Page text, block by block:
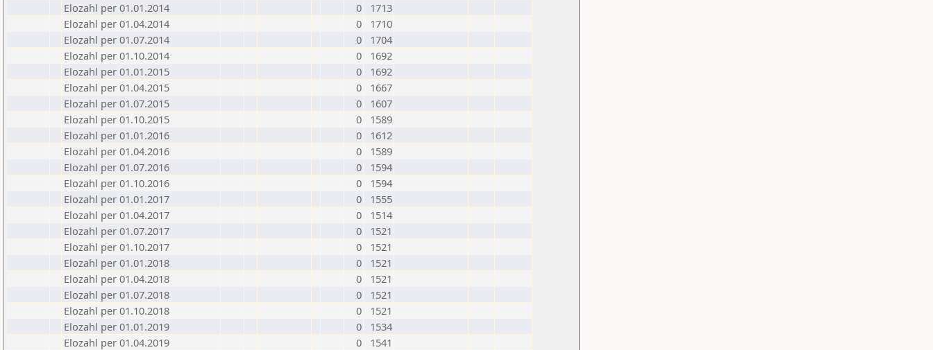
Elozahl per 01.01.2014
0
1713
Elozahl per 01.04.2014
0
1710
Elozahl per 01.07.2014
0
1704
Elozahl per 01.10.2014
0
1692
Elozahl per 01.01.2015
0
1692
Elozahl per 01.04.2015
0
1667
Elozahl per 01.07.2015
0
1607
Elozahl per 01.10.2015
0
1589
Elozahl per 01.01.2016
0
1612
Elozahl per 01.04.2016
0
1589
Elozahl per 01.07.2016
0
1594
Elozahl per 01.10.2016
0
1594
Elozahl per 01.01.2017
0
1555
Elozahl per 01.04.2017
0
1514
Elozahl per 01.07.2017
0
1521
Elozahl per 01.10.2017
0
1521
Elozahl per 01.01.2018
0
1521
Elozahl per 01.04.2018
0
1521
Elozahl per 01.07.2018
0
1521
Elozahl per 01.10.2018
0
1521
Elozahl per 01.01.2019
0
1534
Elozahl per 01.04.2019
0
1541